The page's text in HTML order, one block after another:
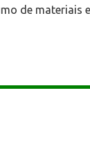
de materiais